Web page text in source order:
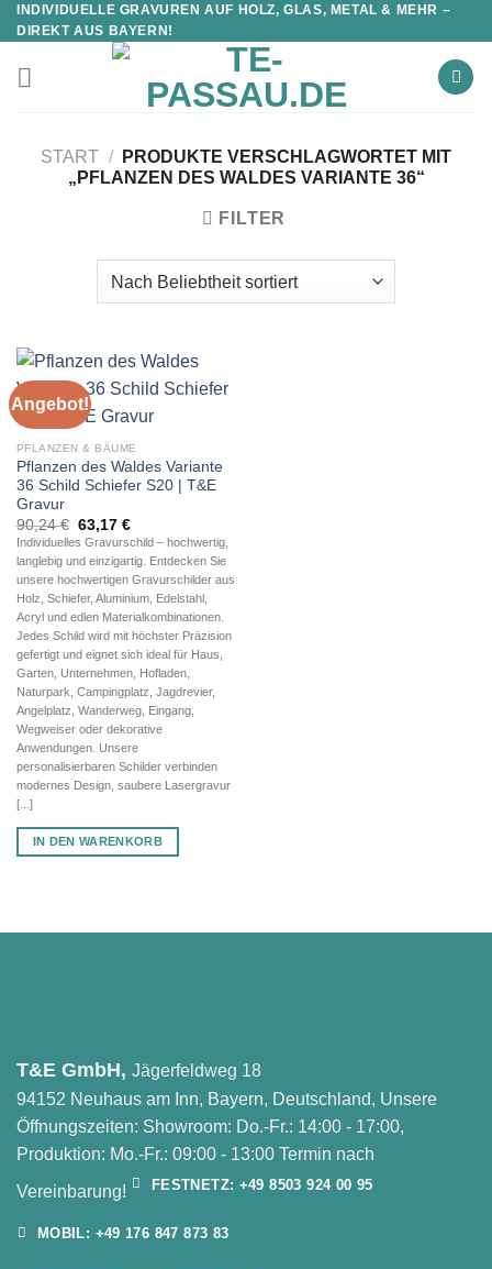
INDIVIDUELLE GRAVUREN AUF HOLZ, GLAS, METAL & MEHR –
DIREKT AUS BAYERN!
START /
PRODUKTE VERSCHLAGWORTET MIT
„PFLANZEN DES WALDES VARIANTE 36“
FILTER
Angebot!
PFLANZEN & BÄUME
Pflanzen des Waldes Variante
36 Schild Schiefer S20 | T&E
Gravur
90,24€ Ursprünglicher
Preis
war:
90,24 €
63,17 €Aktueller
Preis
ist:
63,17 €.
Individuelles Gravurschild – hochwertig,
langlebig und einzigartig. Entdecken Sie
unsere hochwertigen Gravurschilder aus
Holz, Schiefer, Aluminium, Edelstahl,
Acryl und edlen Materialkombinationen.
Jedes Schild wird mit höchster Präzision
gefertigt und eignet sich ideal für Haus,
Garten, Unternehmen, Hofladen,
Naturpark, Campingplatz, Jagdrevier,
Angelplatz, Wanderweg, Eingang,
Wegweiser oder dekorative
Anwendungen. Unsere
personalisierbaren Schilder verbinden
modernes Design, saubere Lasergravur
[...]
IN DEN WARENKORB
T&E GmbH, Jägerfeldweg 18
94152 Neuhaus am Inn, Bayern, Deutschland, Unsere
Öffnungszeiten: Showroom: Do.-Fr.: 14:00 - 17:00,
Produktion: Mo.-Fr.: 09:00 - 13:00 Termin nach
Vereinbarung!
FESTNETZ: +49 8503 924 00 95
MOBIL: +49 176 847 873 83